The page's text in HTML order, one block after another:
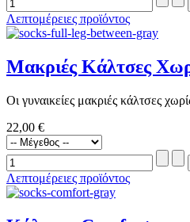
Λεπτομέρειες προϊόντος
Μακριές Κάλτσες
Οι γυναικείες μακριές κάλτσες
22,00 €
Λεπτομέρειες προϊόντος